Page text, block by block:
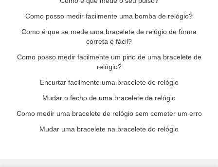
Como posso medir facilmente uma bomba de relógio?
Como é que se mede uma bracelete de relógio de forma
correta e fácil?
Como posso medir facilmente um pino de uma bracelete de
relógio?
Encurtar facilmente uma bracelete de relógio
Mudar o fecho de uma bracelete de relógio
Como medir uma bracelete de relógio sem cometer um erro
Mudar uma bracelete na bracelete do relógio